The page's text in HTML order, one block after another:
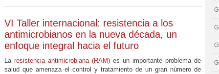
VI Taller internacional: resistencia a los
antimicrobianos en la nueva década, un
enfoque integral hacia el futuro
La resistencia antimicrobiana (RAM) es un importante problema de
salud que amenaza el control y tratamiento de un gran número de